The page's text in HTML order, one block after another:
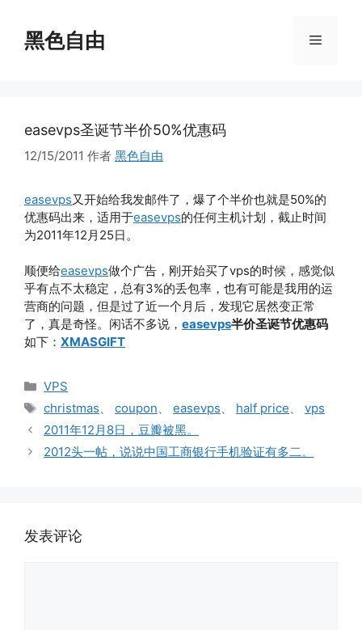
黑色自由 菜
easevps圣诞节半价50%优惠码
12/15/2011 作者 黑色自由
easevps又开始给我发邮件了，爆了个半价也就是50%的
优惠码出来，适用于easevps的任何主机计划，截止时间
为2011年12月25日。
顺便给easevps做个广告，刚开始买了vps的时候，感觉似
乎有点不太稳定，总有3%的丢包率，也有可能是我用的运
营商的问题，但是过了近一个月后，发现它居然变正常
了，真是奇怪。闲话不多说， easevps半价圣诞节优惠码
如下： XMASGIFT
分
类
VPS
标
签
christmas、 coupon、 easevps、 half price、 vps
2011年12月8日，豆瓣被黑。
2012头一帖，说说中国工商银行手机验证有多二。
发表评论